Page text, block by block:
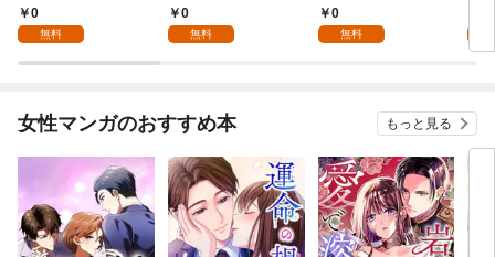
様 1話
0
無料
る～不人気の支援魔術
師は給料泥棒だと魔術
0
無料
0
無料
女性マンガのおすすめ本 もっと見る